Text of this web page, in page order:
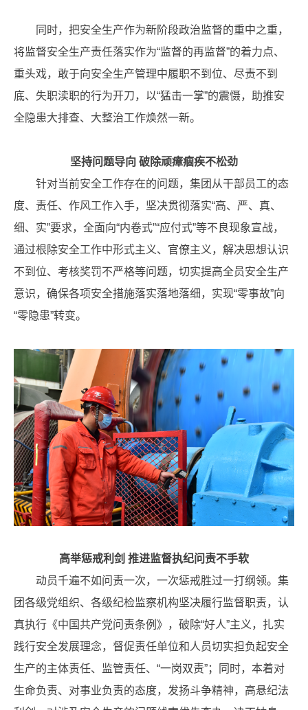
同时，把安全生产作为新阶段政治监督的重中之重，
将监督安全生产责任落实作为“监督的再监督”的着力点、
重头戏，敢于向安全生产管理中履职不到位、尽责不到
底、失职渎职的行为开刀，以“猛击一掌”的震慑，助推安
全隐患大排查、大整治工作焕然一新。
坚持问题导向 破除顽瘴痼疾不松劲
针对当前安全工作存在的问题，集团从干部员工的态
度、责任、作风工作入手，坚决贯彻落实“高、严、真、
细、实”要求，全面向“内卷式”“应付式”等不良现象宣战，
通过根除安全工作中形式主义、官僚主义，解决思想认识
不到位、考核奖罚不严格等问题，切实提高全员安全生产
意识，确保各项安全措施落实落地落细，实现“零事故”向
“零隐患”转变。
高举惩戒利剑 推进监督执纪问责不手软
动员千遍不如问责一次，一次惩戒胜过一打纲领。集
团各级党组织、各级纪检监察机构坚决履行监督职责，认
真执行《中国共产党问责条例》，破除“好人”主义，扎实
践行安全发展理念，督促责任单位和人员切实担负起安全
生产的主体责任、监管责任、“一岗双责”；同时，本着对
生命负责、对事业负责的态度，发扬斗争精神，高悬纪法